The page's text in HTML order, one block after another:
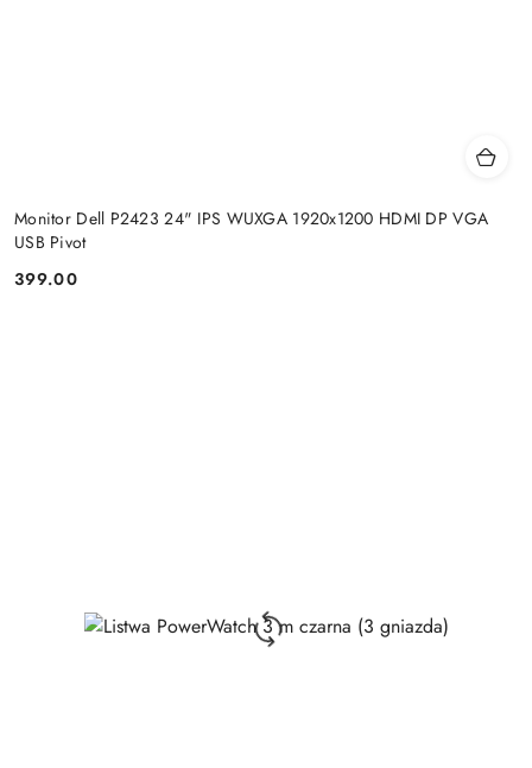
Monitor Dell P2423 24" IPS WUXGA 1920x1200 HDMI DP VGA
USB Pivot
Price:
399.00